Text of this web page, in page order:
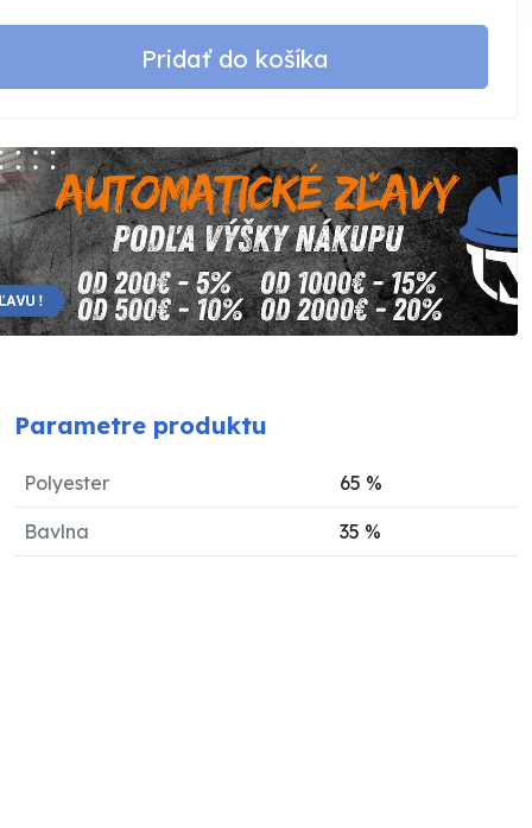
Pridať do košíka
Parametre produktu
Polyester 65 %
Bavlna 35 %